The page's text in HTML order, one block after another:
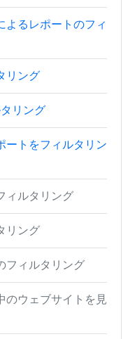
よるレポートのフィ
リング
リング
ートをフィルタリン
ィルタリング
リング
フィルタリング
のウェブサイトを見